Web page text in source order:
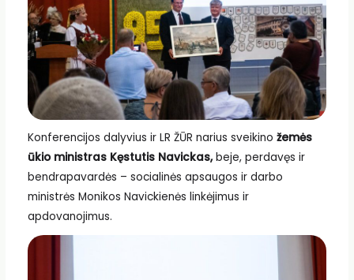
Konferencijos dalyvius ir LR ŽŪR narius sveikino žemės
ūkio ministras Kęstutis Navickas,beje, perdavęs ir
bendrapavardės – socialinės apsaugos ir darbo
ministrės Monikos Navickienės linkėjimus ir
apdovanojimus.